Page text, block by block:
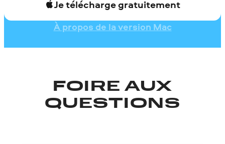
Je télécharge gratuitement
À propos de la version Mac
FOIRE AUX
QUESTIONS